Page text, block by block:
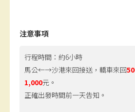
注意事項
行程時間：約6小時
馬公←→沙港來回接送，轎車來回
1,000元。
正確出發時間前一天告知。